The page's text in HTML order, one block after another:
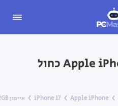
אייפון Apple iPhone 17 ‎512GB כחול
Apple iPhone
iPhone 17 אייפון Apple iPhone 17 ‎512GB כחול (Mist Blue)